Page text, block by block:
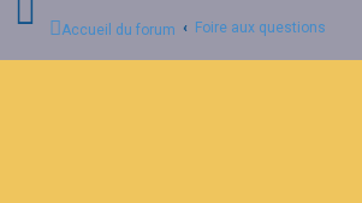
Accueil du forum Foire aux questions